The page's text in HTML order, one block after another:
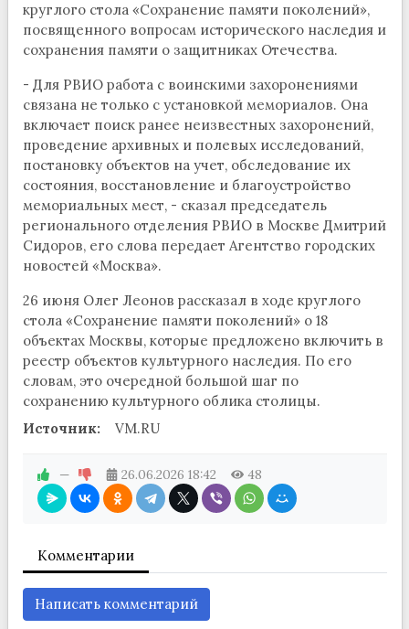
круглого стола «Сохранение памяти поколений»,
посвящeнного вопросам исторического наследия и
сохранения памяти о защитниках Отечества.
- Для РВИО работа с воинскими захоронениями
связана не только с установкой мемориалов. Она
включает поиск ранее неизвестных захоронений,
проведение архивных и полевых исследований,
постановку объектов на учeт, обследование их
состояния, восстановление и благоустройство
мемориальных мест, - сказал председатель
регионального отделения РВИО в Москве Дмитрий
Сидоров, его слова передает Агентство городских
новостей «Москва».
26 июня Олег Леонов рассказал в ходе круглого
стола «Сохранение памяти поколений» о 18
объектах Москвы, которые предложено включить в
реестр объектов культурного наследия. По его
словам, это очередной большой шаг по
сохранению культурного облика столицы.
Источник:
VM.RU
— 26.06.2026 18:42 48
Комментарии
Написать комментарий